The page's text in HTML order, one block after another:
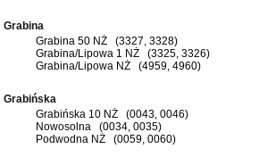
Grabina
Grabina 50 NŻ (3327, 3328)
Grabina/Lipowa 1 NŻ (3325, 3326)
Grabina/Lipowa NŻ (4959, 4960)
Grabińska
Grabińska 10 NŻ (0043, 0046)
Nowosolna (0034, 0035)
Podwodna NŻ (0059, 0060)